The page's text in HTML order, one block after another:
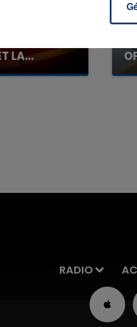
FEMME
LA...
après avoir
RADIO